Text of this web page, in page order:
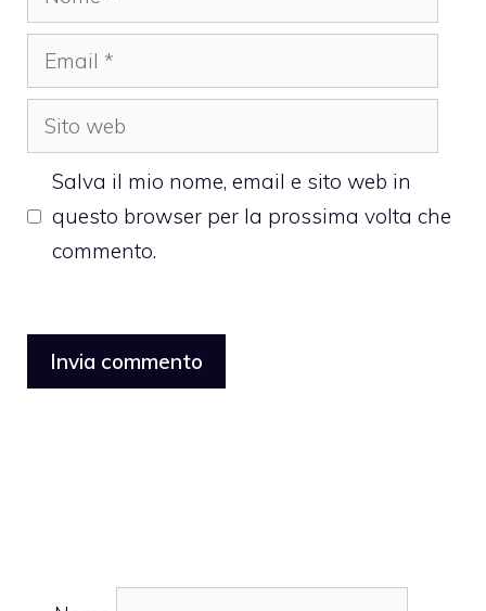
Email
Sito
web
Salva il mio nome, email e sito web in
questo browser per la prossima volta che
commento.